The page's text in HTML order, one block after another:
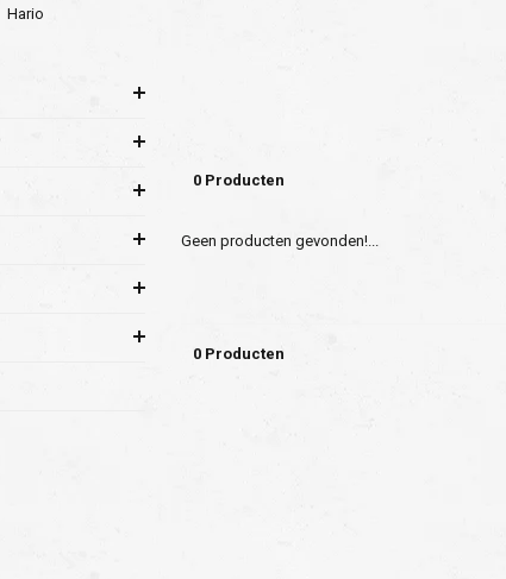
Hario
0 Producten
Geen producten gevonden!...
0 Producten